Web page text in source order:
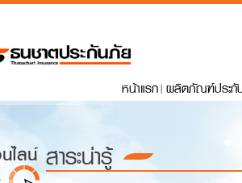
หน้าแรก ผลิตภัณฑ์ประกั
สาระน่ารู้